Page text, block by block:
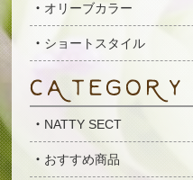
オリーブカラー
ショートスタイル
NATTY SECT
おすすめ商品